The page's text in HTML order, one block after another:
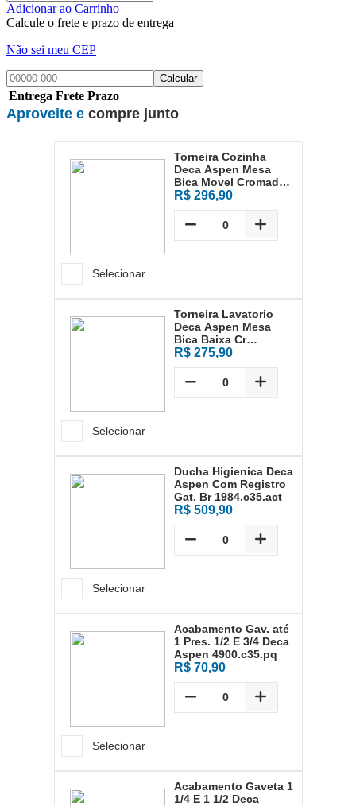
Adicionar ao Carrinho
Calcule o frete e prazo de entrega
Não sei meu CEP
Calcular
Entrega Frete Prazo
Aproveite e compre junto
Torneira Cozinha
Deca Aspen Mesa
Bica Movel Cromada
1167.c35
R$ 296,90
Selecionar
Torneira Lavatorio
Deca Aspen Mesa
Bica Baixa Cr
1198.c35
R$ 275,90
Selecionar
Ducha Higienica Deca
Aspen Com Registro
Gat. Br 1984.c35.act
R$ 509,90
Selecionar
Acabamento Gav. até
1 Pres. 1/2 E 3/4 Deca
Aspen 4900.c35.pq
R$ 70,90
Selecionar
Acabamento Gaveta 1
1/4 E 1 1/2 Deca